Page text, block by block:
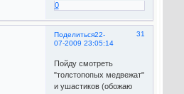
0
Поделиться 31
22-
07-2009 23:05:14
Пойду смотреть
"толстопопых медвежат"
и ушастиков (обожаю